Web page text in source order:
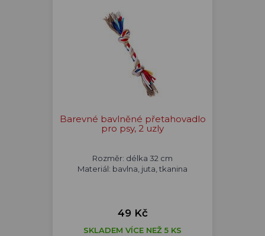
Barevné bavlněné přetahovadlo
pro psy, 2 uzly
Rozměr: délka 32 cm
Materiál: bavlna, juta, tkanina
49 Kč
SKLADEM VÍCE NEŽ 5 KS